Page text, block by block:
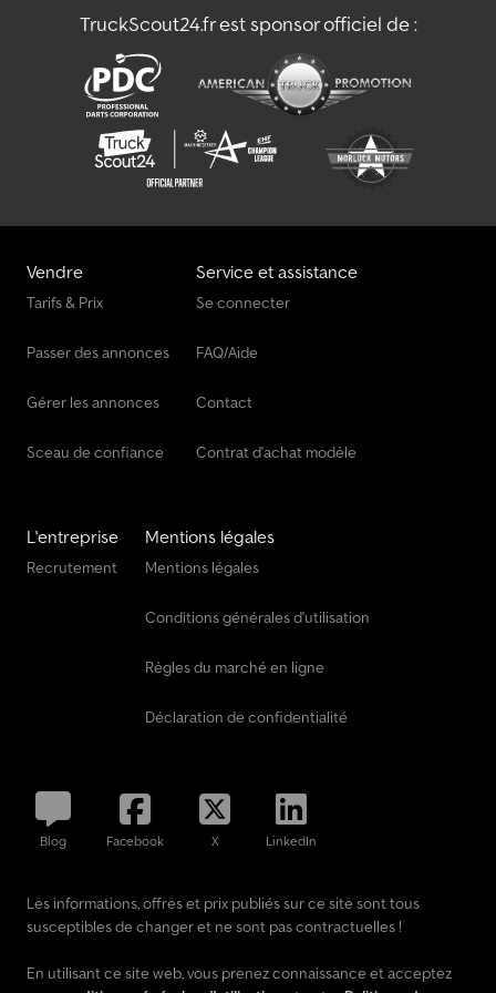
toute la région, sur demande. Horaires d’ouverture : du lundi au
jeudi de 9 h 00 à 17 h 00 Vendredi de 9 h 00 à 14 h 00 et sur
rendez-vous !!!
TruckScout24.fr est sponsor officiel de :
Vendre
Tarifs & Prix
Passer des annonces
Gérer les annonces
Sceau de confiance
Service et assistance
Se connecter
FAQ/Aide
Contact
Contrat d'achat modèle
L'entreprise
Recrutement
Mentions légales
Mentions légales
Conditions générales d'utilisation
Règles du marché en ligne
Déclaration de confidentialité
Blog Facebook X LinkedIn
Les informations, offres et prix publiés sur ce site sont tous
susceptibles de changer et ne sont pas contractuelles !
En utilisant ce site web, vous prenez connaissance et acceptez